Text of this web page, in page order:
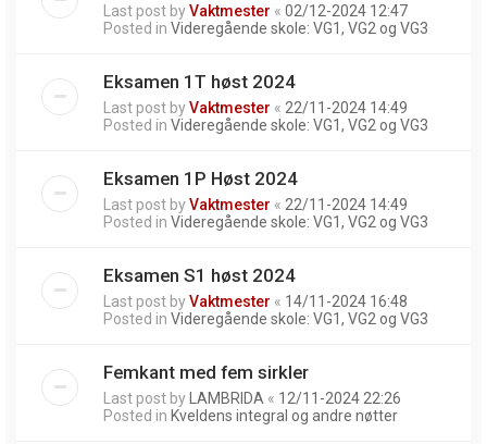
Last post byVaktmester « 02/12-2024 12:47
Posted in Videregående skole: VG1, VG2 og VG3
Eksamen 1T høst 2024
Last post byVaktmester « 22/11-2024 14:49
Posted in Videregående skole: VG1, VG2 og VG3
Eksamen 1P Høst 2024
Last post byVaktmester « 22/11-2024 14:49
Posted in Videregående skole: VG1, VG2 og VG3
Eksamen S1 høst 2024
Last post byVaktmester « 14/11-2024 16:48
Posted in Videregående skole: VG1, VG2 og VG3
Femkant med fem sirkler
Last post by LAMBRIDA « 12/11-2024 22:26
Posted in Kveldens integral og andre nøtter